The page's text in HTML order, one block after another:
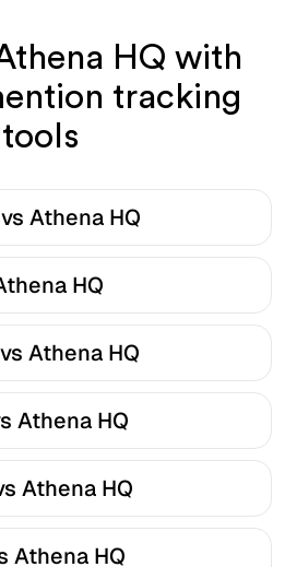
HQ with
tracking
tools
Athena HQ
HQ
Athena HQ
Athena HQ
Athena HQ
Athena HQ